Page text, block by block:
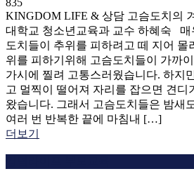
835
KINGDOM LIFE & 상담 고슴도치의
대학교 청소년교육과 교수 하혜숙 매
도치들이 추위를 피하려고 떼 지어 몰
위를 피하기위해 고슴도치들이 가까
가시에 찔려 고통스러웠습니다. 하지
고 멀찍이 떨어져 자리를 잡으면 견디
왔습니다. 그래서 고슴도치들은 밤새
여러 번 반복한 끝에 마침내 […]
더보기